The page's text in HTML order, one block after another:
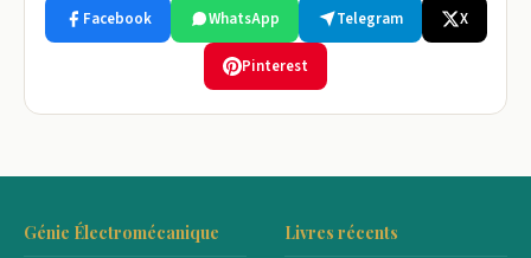
Facebook WhatsApp Telegram X
Pinterest
Génie Électromécanique Livres récents